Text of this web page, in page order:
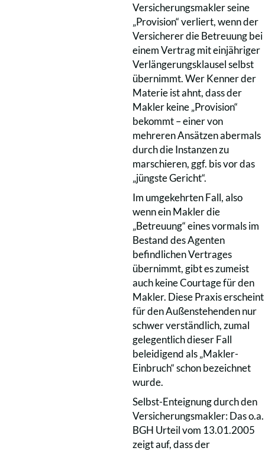
Versicherungsmakler seine
„Provision“ verliert, wenn der
Versicherer die Betreuung bei
einem Vertrag mit einjähriger
Verlängerungsklausel selbst
übernimmt. Wer Kenner der
Materie ist ahnt, dass der
Makler keine „Provision“
bekommt – einer von
mehreren Ansätzen abermals
durch die Instanzen zu
marschieren, ggf. bis vor das
„jüngste Gericht“.
Im umgekehrten Fall, also
wenn ein Makler die
„Betreuung“ eines vormals im
Bestand des Agenten
befindlichen Vertrages
übernimmt, gibt es zumeist
auch keine Courtage für den
Makler. Diese Praxis erscheint
für den Außenstehenden nur
schwer verständlich, zumal
gelegentlich dieser Fall
beleidigend als „Makler-
Einbruch“ schon bezeichnet
wurde.
Selbst-Enteignung durch den
Versicherungsmakler: Das o.a.
BGH Urteil vom 13.01.2005
zeigt auf, dass der